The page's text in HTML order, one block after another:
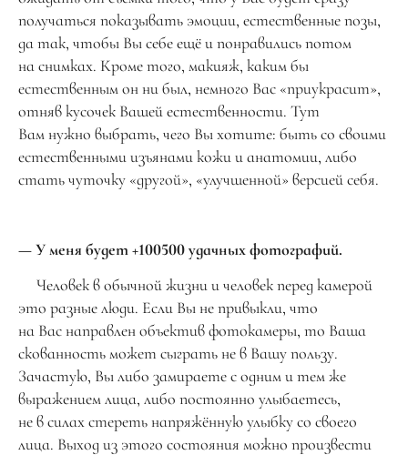
получаться показывать эмоции, естественные позы,
да так, чтобы Вы себе ещё и понравились потом
на снимках. Кроме того, макияж, каким бы
естественным он ни был, немного Вас «приукрасит»,
отняв кусочек Вашей естественности. Тут
Вам нужно выбрать, чего Вы хотите: быть со своими
естественными изъянами кожи и анатомии, либо
стать чуточку «другой», «улучшенной» версией себя.
— У меня будет +100500 удачных фотографий.
Человек в обычной жизни и человек перед камерой
это разные люди. Если Вы не привыкли, что
на Вас направлен объектив фотокамеры, то Ваша
скованность может сыграть не в Вашу пользу.
Зачастую, Вы либо замираете с одним и тем же
выражением лица, либо постоянно улыбаетесь,
не в силах стереть напряжённую улыбку со своего
лица. Выход из этого состояния можно произвести